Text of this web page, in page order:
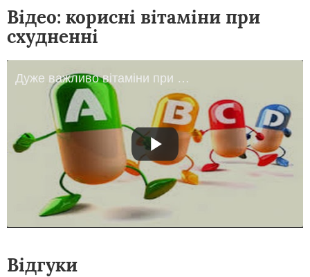
Відео: корисні вітаміни при
схудненні
Дуже важливо вітаміни при схудненні.
Відгуки